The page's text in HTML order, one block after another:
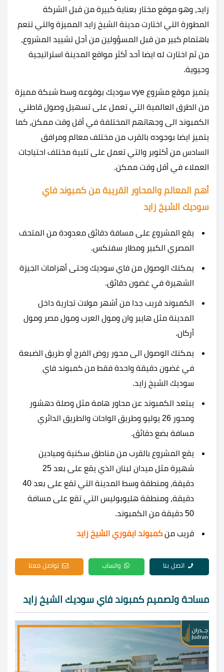
زايد، وهو موقع مختار بعناية كبيرة من قبل الشركة
المطورة التي اختارت مدينة الشيخ زايد المميزة والتي تنعم
باهتمام كبير من قبل المسؤولين من أجل تشييد المشروع،
من ثم اختارت له ايضا أحد أكثر مواقع المدينة استراتيجية
وحيوية.
يتميز موقع مشروع vye سوديك بوقوعه وسط شبكة مميزة
من الطرق العالمية التي تعمل على تسهيل وصول قاطني
الكمبوند الى وجهاتهم المختلفة في أقل وقت ممكن، كما
يتميز ايضا بوجوده بالقرب من مختلف معالم ومرافق
السادس من أكتوبر والتي تعمل على تلبية مختلف احتياجات
العملاء في أقل وقت ممكن.
أهم المعالم والمحاور القريبة من كمبوند فاي
سوديك الشيخ زايد
يقع المشروع على مسافة دقائق معدودة من المتحف
المصري الكبير ومطار سفنكس.
يمكنك الوصول من فاي سوديك وحتى أهرامات الجيزة
الشهيرة في غضون دقائق.
الكمبوند قريب جدا من أشهر مولات تجارية داخل
المدينة مثل هايبر وان ومول العرب ومول مصر ومول
أركان.
يمكنك الوصول الى محور روض الفرج أو طريق الضبعة
في غضون دقيقة واحدة فقط من كمبوند فاي
سوديك الشيخ زايد.
يبتعد الكمبوند عن محاور هامة مثل وصلة دهشور
ومحور 26 يوليو وطريق الواحات والطريق الدائري
مسافة بضع دقائق.
يقع المشروع بالقرب من مناطق سكنية وميادين
شهيرة مثل ميدان لبنان الذي يقع على بعد 25
دقيقة، ومنطقة وسط المدينة التي تقع على بعد 40
دقيقة، ومنطقة هليوبوليس التي تقع على مسافة
50 دقيقة من الكمبوند.
قريب من كمبوند ايفوري الشيخ زايد
اتصل بنا واتساب تواصل معنا
مساحة وتصميم كمبوند فاي سوديك الشيخ زايد